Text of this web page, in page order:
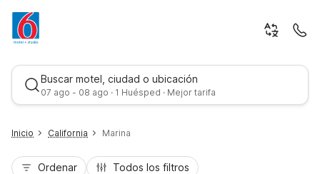
Buscar motel, ciudad o ubicación
07 ago - 08 ago · 1 Huésped · Mejor tarifa
Inicio California Marina
Ordenar Todos los filtros